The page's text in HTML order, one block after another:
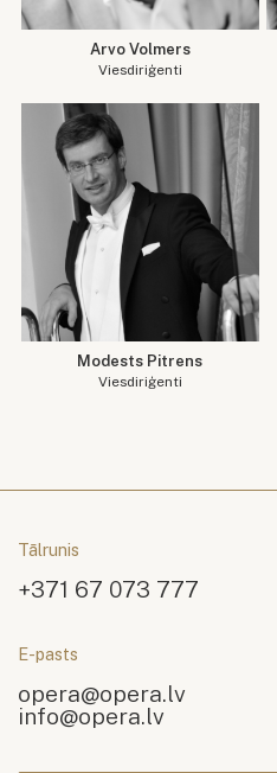
Arvo Volmers
Viesdiriģenti
Modests Pitrens
Viesdiriģenti
Tālrunis
+371 67 073 777
E-pasts
opera@opera.lv
info@opera.lv